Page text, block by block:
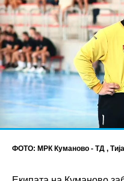
ФОТО: МРК Куманово - ТД ,